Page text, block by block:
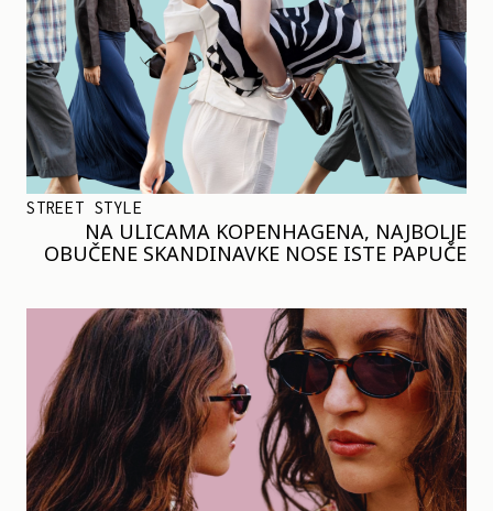
STREET STYLE
NA ULICAMA KOPENHAGENA, NAJBOLJE
OBUČENE SKANDINAVKE NOSE ISTE PAPUČE